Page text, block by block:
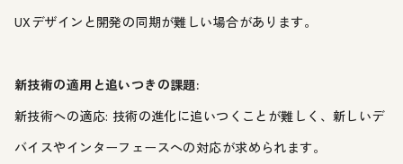
UXデザインと開発の同期が難しい場合があります。
新技術の適用と追いつきの課題:
新技術への適応: 技術の進化に追いつくことが難しく、新しいデ
バイスやインターフェースへの対応が求められます。